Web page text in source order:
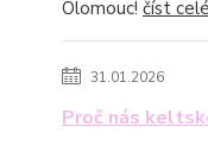
Olomouc! číst celé
31.01.2026
Proč nás